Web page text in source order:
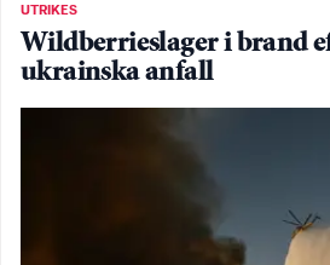
UTRIKES
Wildberrieslager i brand
ukrainska anfall